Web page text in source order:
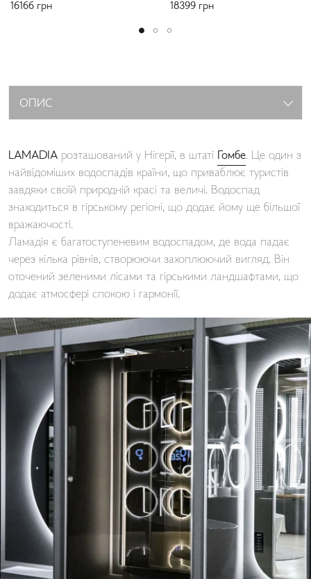
16166 грн 18399 грн
ОПИС
LAMADIA розташований у Нігерії, в штаті Гомбе. Це один з
найвідоміших водоспадів країни, що приваблює туристів
завдяки своїй природній красі та величі. Водоспад
знаходиться в гірському регіоні, що додає йому ще більшої
вражаючості.
Ламадія є багатоступеневим водоспадом, де вода падає
через кілька рівнів, створюючи захоплюючий вигляд. Він
оточений зеленими лісами та гірськими ландшафтами, що
додає атмосфері спокою і гармонії.